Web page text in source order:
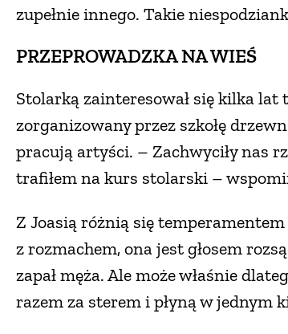
zupełnie innego. Takie
PRZEPROWADZKA NA WIEŚ
Stolarką zainteresował się kilka
zorganizowany przez szkołę
pracują artyści. – Zachwyciły nas
trafiłem na kurs stolarski –
Z Joasią różnią się
z rozmachem, ona jest głosem
zapał męża. Ale może właśnie
razem za sterem i płyną w jednym